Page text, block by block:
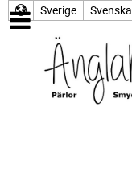
Sverige Svenska